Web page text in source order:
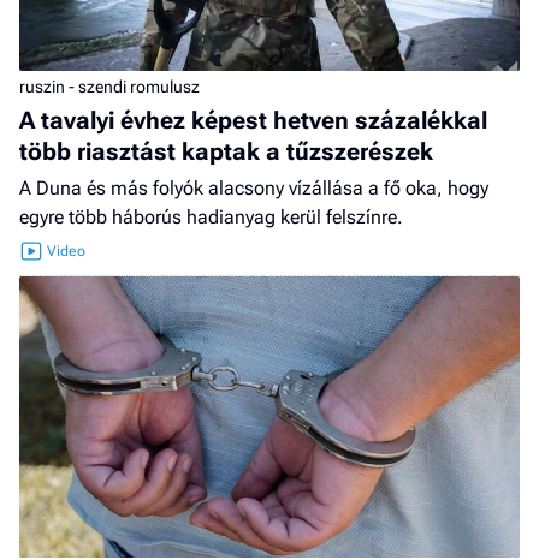
ruszin - szendi romulusz
A tavalyi évhez képest hetven százalékkal
több riasztást kaptak a tűzszerészek
A Duna és más folyók alacsony vízállása a fő oka, hogy
egyre több háborús hadianyag kerül felszínre.